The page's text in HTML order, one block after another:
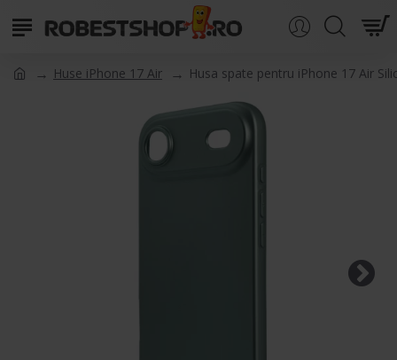
Huse iPhone 17 Air Husa spate pentru iPhone 17 Air